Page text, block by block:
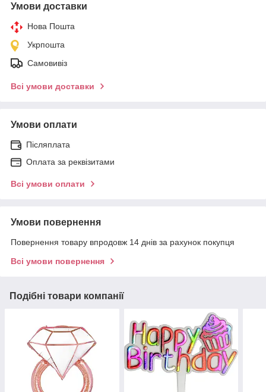
Умови доставки
Нова Пошта
Укрпошта
Самовивіз
Всі умови доставки
Умови оплати
Післяплата
Оплата за реквізитами
Всі умови оплати
Умови повернення
Повернення товару впродовж 14 днів за рахунок покупця
Всі умови повернення
Подібні товари компанії